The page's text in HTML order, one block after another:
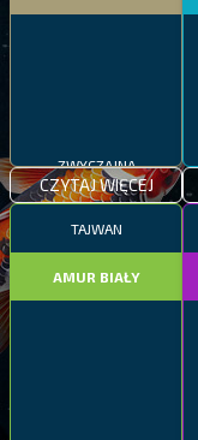
ZWYCZAJNA
CZYTAJ WIĘCEJ
TAJWAN
AMUR BIAŁY